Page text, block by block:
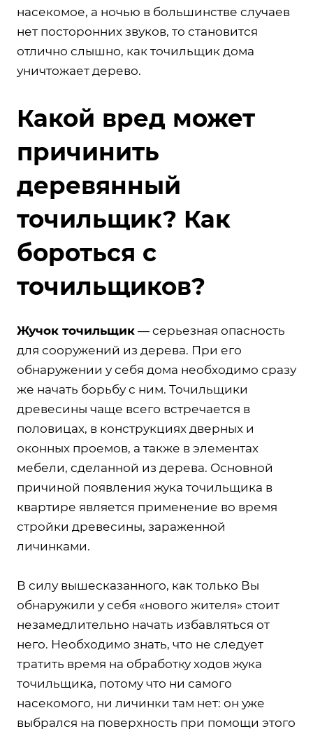
насекомое, а ночью в большинстве случаев
нет посторонних звуков, то становится
отлично слышно, как точильщик дома
уничтожает дерево.
Какой вред может
причинить
деревянный
точильщик? Как
бороться с
точильщиков?
Жучок точильщик — серьезная опасность
для сооружений из дерева. При его
обнаружении у себя дома необходимо сразу
же начать борьбу с ним. Точильщики
древесины чаще всего встречается в
половицах, в конструкциях дверных и
оконных проемов, а также в элементах
мебели, сделанной из дерева. Основной
причиной появления жука точильщика в
квартире является применение во время
стройки древесины, зараженной
личинками.
В силу вышесказанного, как только Вы
обнаружили у себя «нового жителя» стоит
незамедлительно начать избавляться от
него. Необходимо знать, что не следует
тратить время на обработку ходов жука
точильщика, потому что ни самого
насекомого, ни личинки там нет: он уже
выбрался на поверхность при помощи этого